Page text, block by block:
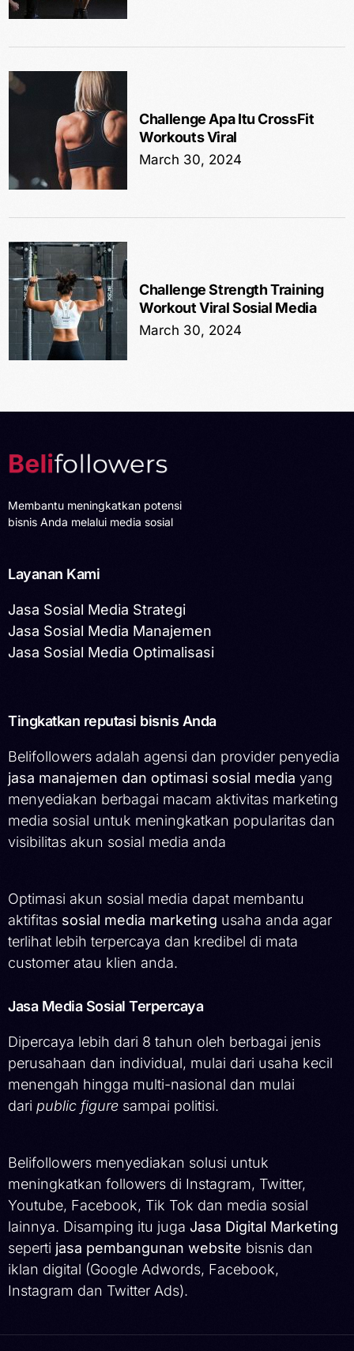
Challenge Apa Itu CrossFit
Workouts Viral
March 30, 2024
Challenge Strength Training
Workout Viral Sosial Media
March 30, 2024
Membantu meningkatkan potensi
bisnis Anda melalui media sosial
Layanan Kami
Jasa Sosial Media Strategi
Jasa Sosial Media Manajemen
Jasa Sosial Media Optimalisasi
Tingkatkan reputasi bisnis Anda
Belifollowers adalah agensi dan provider penyedia
jasa manajemen dan optimasi sosial media yang
menyediakan berbagai macam aktivitas marketing
media sosial untuk meningkatkan popularitas dan
visibilitas akun sosial media anda
Optimasi akun sosial media dapat membantu
aktifitas sosial media marketing usaha anda agar
terlihat lebih terpercaya dan kredibel di mata
customer atau klien anda.
Jasa Media Sosial Terpercaya
Dipercaya lebih dari 8 tahun oleh berbagai jenis
perusahaan dan individual, mulai dari usaha kecil
menengah hingga multi-nasional dan mulai
dari public figure sampai politisi.
Belifollowers menyediakan solusi untuk
meningkatkan followers di Instagram, Twitter,
Youtube, Facebook, Tik Tok dan media sosial
lainnya. Disamping itu juga Jasa Digital Marketing
seperti jasa pembangunan website bisnis dan
iklan digital (Google Adwords, Facebook,
Instagram dan Twitter Ads).